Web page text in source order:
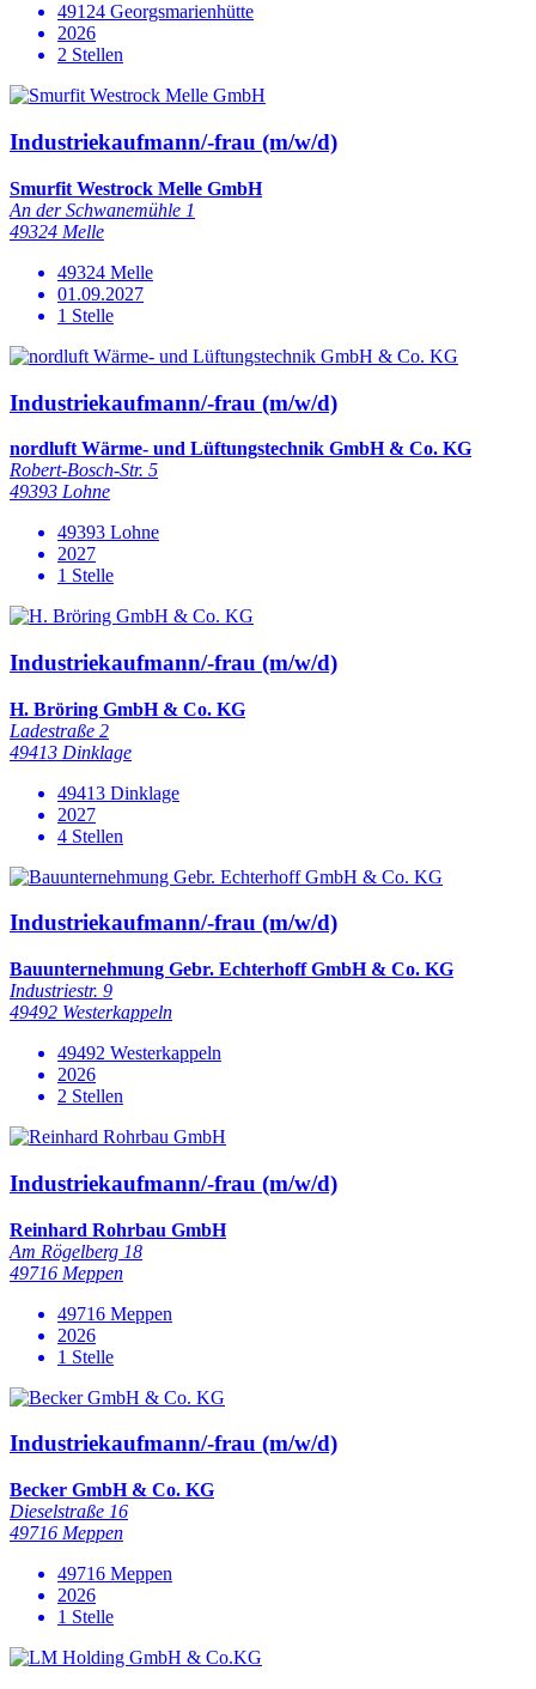
49124 Georgsmarienhütte
2026
2 Stellen
Industriekaufmann/-frau (m/w/d)
Smurfit Westrock Melle GmbH
An der Schwanemühle 1
49324 Melle
49324 Melle
01.09.2027
1 Stelle
Industriekaufmann/-frau (m/w/d)
nordluft Wärme- und Lüftungstechnik GmbH & Co. KG
Robert-Bosch-Str. 5
49393 Lohne
49393 Lohne
2027
1 Stelle
Industriekaufmann/-frau (m/w/d)
H. Bröring GmbH & Co. KG
Ladestraße 2
49413 Dinklage
49413 Dinklage
2027
4 Stellen
Industriekaufmann/-frau (m/w/d)
Bauunternehmung Gebr. Echterhoff GmbH & Co. KG
Industriestr. 9
49492 Westerkappeln
49492 Westerkappeln
2026
2 Stellen
Industriekaufmann/-frau (m/w/d)
Reinhard Rohrbau GmbH
Am Rögelberg 18
49716 Meppen
49716 Meppen
2026
1 Stelle
Industriekaufmann/-frau (m/w/d)
Becker GmbH & Co. KG
Dieselstraße 16
49716 Meppen
49716 Meppen
2026
1 Stelle